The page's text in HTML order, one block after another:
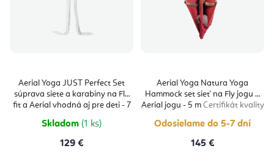
Aerial Yoga JUST Perfect Set
súprava siete a karabíny na Fly
fit a Aerial vhodná aj pre deti - 7
Skladom (1 ks)
129 €
Aerial Yoga Natura Yoga
Hammock set sieť na Fly jogu a
Aerial jogu - 5 m Certifikát kvality
Odosielame do 5-7 dní
145 €